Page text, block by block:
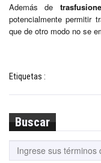
Además de
potencialmente permitir
que de otro modo no se
Etiquetas :
Buscar